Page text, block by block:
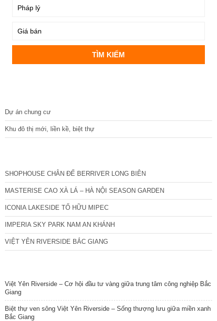
Dự án chung cư
Khu đô thị mới, liền kề, biệt thự
SHOPHOUSE CHÂN ĐẾ BERRIVER LONG BIÊN
MASTERISE CAO XÀ LÁ – HÀ NỘI SEASON GARDEN
ICONIA LAKESIDE TỐ HỮU MIPEC
IMPERIA SKY PARK NAM AN KHÁNH
VIỆT YÊN RIVERSIDE BẮC GIANG
Việt Yên Riverside – Cơ hội đầu tư vàng giữa trung tâm công nghiệp Bắc
Giang
Biệt thự ven sông Việt Yên Riverside – Sống thượng lưu giữa miền xanh
Bắc Giang